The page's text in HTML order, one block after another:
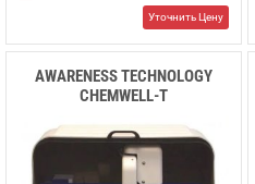
Уточнить Цену
AWARENESS TECHNOLOGY
CHEMWELL-T